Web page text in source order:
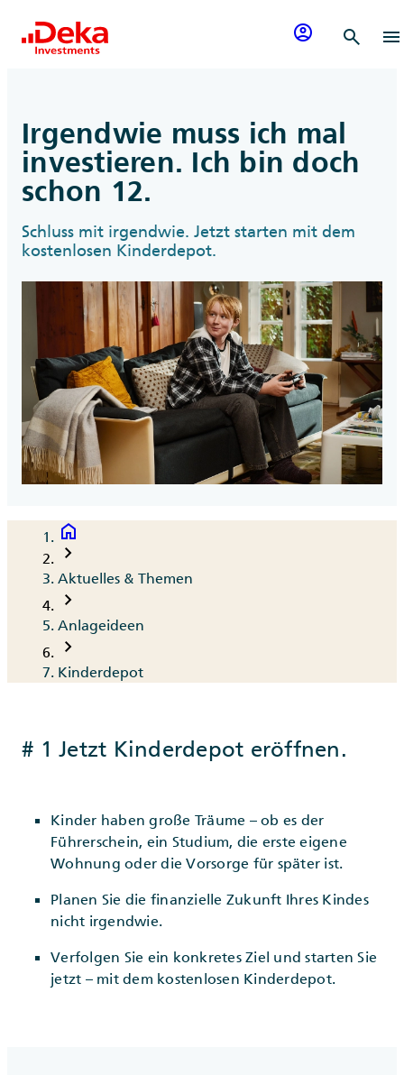
account_circle search menu
Irgendwie muss ich mal
investieren. Ich bin doch
schon 12.
Schluss mit irgendwie. Jetzt starten mit dem
kostenlosen Kinderdepot.
Breadcrumb
home
chevron_right
Aktuelles & Themen
chevron_right
Anlageideen
chevron_right
Kinderdepot
# 1 Jetzt Kinderdepot eröffnen.
Kinder haben große Träume – ob es der
Führerschein, ein Studium, die erste eigene
Wohnung oder die Vorsorge für später ist.
Planen Sie die finanzielle Zukunft Ihres Kindes
nicht irgendwie.
Verfolgen Sie ein konkretes Ziel und starten Sie
jetzt – mit dem kostenlosen Kinderdepot.